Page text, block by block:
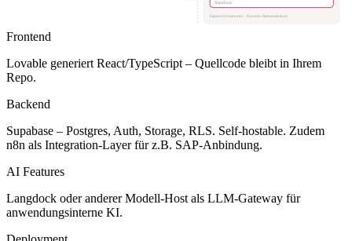
Supabase
Eigene Infrastruktur · Kunden-Rechenzentrum
Frontend
Lovable generiert React/TypeScript – Quellcode bleibt in Ihrem
Repo.
Backend
Supabase – Postgres, Auth, Storage, RLS. Self-hostable. Zudem
n8n als Integration-Layer für z.B. SAP-Anbindung.
AI Features
Langdock oder anderer Modell-Host als LLM-Gateway für
anwendungsinterne KI.